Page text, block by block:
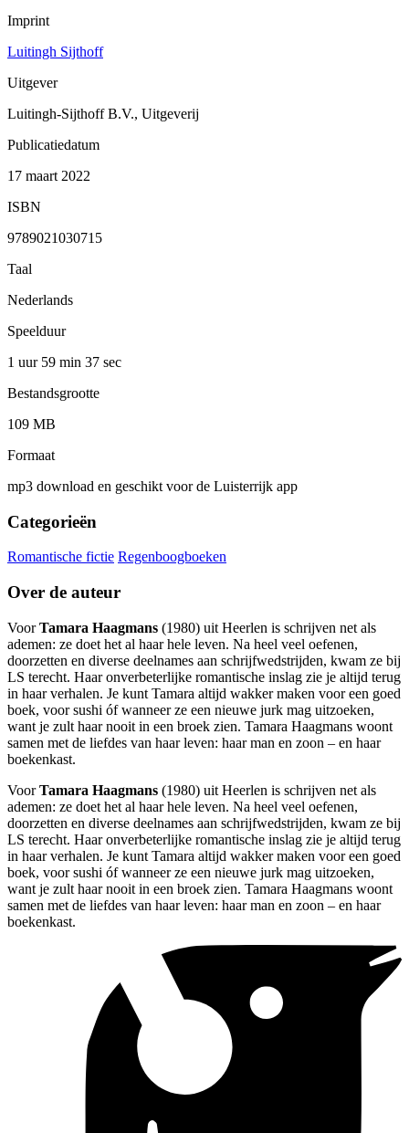
Imprint
Luitingh Sijthoff
Uitgever
Luitingh-Sijthoff B.V., Uitgeverij
Publicatiedatum
17 maart 2022
ISBN
9789021030715
Taal
Nederlands
Speelduur
1 uur 59 min 37 sec
Bestandsgrootte
109 MB
Formaat
mp3 download en geschikt voor de Luisterrijk app
Categorieën
Romantische fictie Regenboogboeken
Over de auteur
VoorTamara Haagmans (1980) uit Heerlen is schrijven net als
ademen: ze doet het al haar hele leven. Na heel veel oefenen,
doorzetten en diverse deelnames aan schrijfwedstrijden, kwam ze bij
LS terecht. Haar onverbeterlijke romantische inslag zie je altijd terug
in haar verhalen. Je kunt Tamara altijd wakker maken voor een goed
boek, voor sushi óf wanneer ze een nieuwe jurk mag uitzoeken,
want je zult haar nooit in een broek zien. Tamara Haagmans woont
samen met de liefdes van haar leven: haar man en zoon – en haar
boekenkast.
VoorTamara Haagmans (1980) uit Heerlen is schrijven net als
ademen: ze doet het al haar hele leven. Na heel veel oefenen,
doorzetten en diverse deelnames aan schrijfwedstrijden, kwam ze bij
LS terecht. Haar onverbeterlijke romantische inslag zie je altijd terug
in haar verhalen. Je kunt Tamara altijd wakker maken voor een goed
boek, voor sushi óf wanneer ze een nieuwe jurk mag uitzoeken,
want je zult haar nooit in een broek zien. Tamara Haagmans woont
samen met de liefdes van haar leven: haar man en zoon – en haar
boekenkast.